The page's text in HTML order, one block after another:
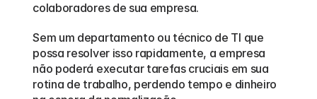
colaboradores de sua empresa.
Sem um departamento ou técnico de TI que
possa resolver isso rapidamente, a empresa
não poderá executar tarefas cruciais em sua
rotina de trabalho, perdendo tempo e dinheiro